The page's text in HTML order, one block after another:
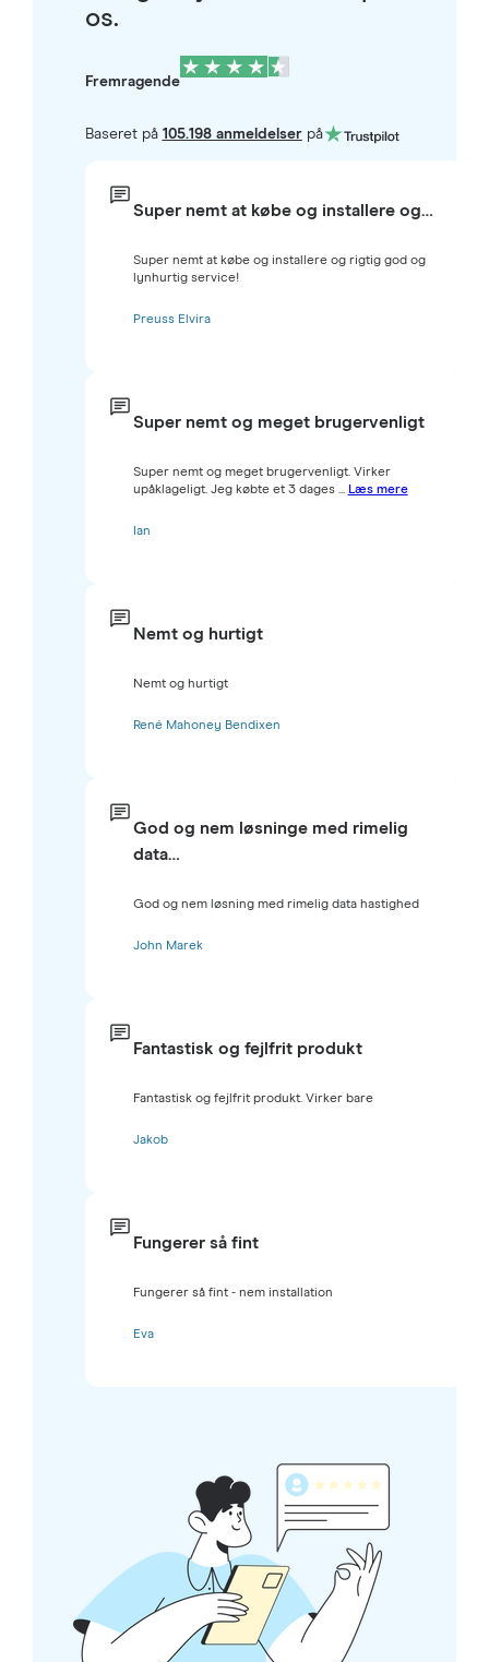
os.
Fremragende
Baseret på 105.198 anmeldelserpå
Super nemt at købe og installere og…
Super nemt at købe og installere og rigtig god og
lynhurtig service!
Preuss Elvira
Super nemt og meget brugervenligt
Super nemt og meget brugervenligt. Virker
upåklageligt. Jeg købte et 3 dages ... Læs mere
Ian
Nemt og hurtigt
Nemt og hurtigt
René Mahoney Bendixen
God og nem løsninge med rimelig
data…
God og nem løsning med rimelig data hastighed
John Marek
Fantastisk og fejlfrit produkt
Fantastisk og fejlfrit produkt. Virker bare
Jakob
Fungerer så fint
Fungerer så fint - nem installation
Eva